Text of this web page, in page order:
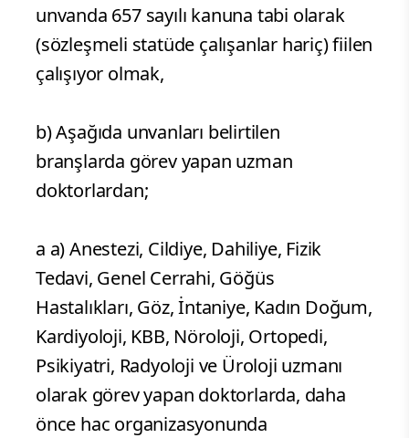
unvanda 657 sayılı kanuna tabi olarak
(sözleşmeli statüde çalışanlar hariç) fiilen
çalışıyor olmak,
b) Aşağıda unvanları belirtilen
branşlarda görev yapan uzman
doktorlardan;
a a) Anestezi, Cildiye, Dahiliye, Fizik
Tedavi, Genel Cerrahi, Göğüs
Hastalıkları, Göz, İntaniye, Kadın Doğum,
Kardiyoloji, KBB, Nöroloji, Ortopedi,
Psikiyatri, Radyoloji ve Üroloji uzmanı
olarak görev yapan doktorlarda, daha
önce hac organizasyonunda